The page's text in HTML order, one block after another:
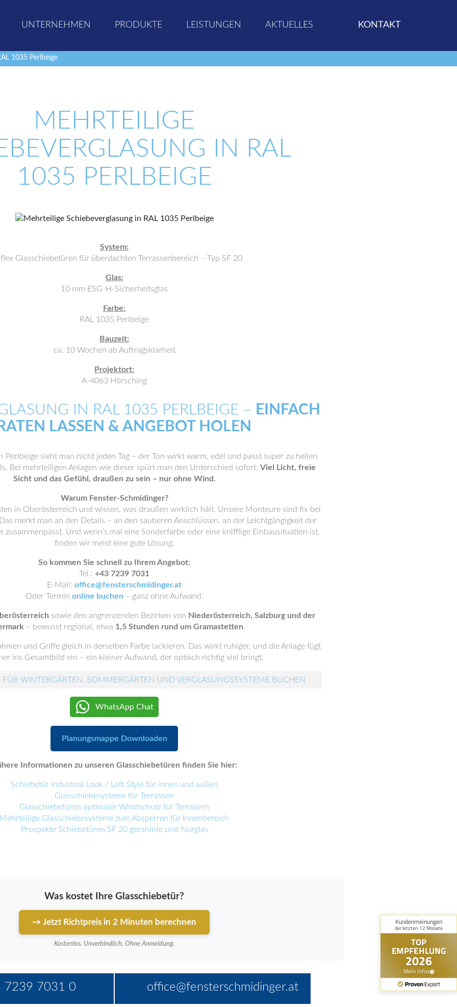
UNTERNEHMEN PRODUKTE LEISTUNGEN AKTUELLES KONTAKT
1035 Perlbeige
MEHRTEILIGE
IN RAL
1035 PERLBEIGE
System:
Glasschiebetüren für überdachten Terrassenbereich – Typ SF 20
Glas:
10 mm ESG-H-Sicherheitsglas
Farbe:
RAL 1035 Perlbeige
Bauzeit:
ca. 10 Wochen ab Auftragsklarheit
Projektort:
A-4063 Hörsching
IN RAL 1035 PERLBEIGE – EINFACH
LASSEN & ANGEBOT HOLEN
Perlbeige sieht man nicht jeden Tag – der Ton wirkt warm, edel und passt super zu hellen
Bei mehrteiligen Anlagen wie dieser spürt man den Unterschied sofort: Viel Licht, freie
Sicht und das Gefühl, draußen zu sein – nur ohne Wind.
Warum Fenster-Schmidinger?
in Oberösterreich und wissen, was draußen wirklich hält. Unsere Monteure sind fix bei
merkt man an den Details – an den sauberen Anschlüssen, an der Leichtgängigkeit der
zusammenpasst. Und wenn’s mal eine Sonderfarbe oder eine knifflige Einbausituation ist,
finden wir meist eine gute Lösung.
So kommen Sie schnell zu Ihrem Angebot:
Tel.: +43 7239 7031
E-Mail: office@fensterschmidinger.at
Oder Termin online buchen – ganz ohne Aufwand.
sowie den angrenzenden Bezirken von Niederösterreich, Salzburg und der
– bewusst regional, etwa 1,5 Stunden rund um Gramastetten.
und Griffe gleich in derselben Farbe lackieren. Das wirkt ruhiger, und die Anlage fügt
ins Gesamtbild ein – ein kleiner Aufwand, der optisch richtig viel bringt.
WINTERGÄRTEN, SOMMERGÄRTEN UND VERGLASUNGSSYSTEME BUCHEN
WhatsApp Chat
Planungsmappe Downloaden
Informationen zu unseren Glasschiebetüren finden Sie hier:
Schiebetür Industrial Look / Loft Style für innen und außen
Glasschiebesysteme für Terrassen
Glasschiebetüren optimaler Windschutz für Terrassen
Mehrteilige Glasschiebesysteme zum Absperren für Innenbereich
Prospekte Schiebetüren SF 20 gerahmte und Nurglas
Was kostet Ihre Glasschiebetür?
→ Jetzt Richtpreis in 2 Minuten berechnen
Kostenlos. Unverbindlich. Ohne Anmeldung.
7239 7031 0 office@fensterschmidinger.at